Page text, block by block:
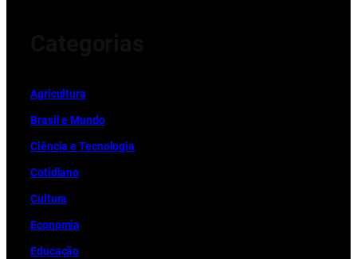
Agricultura
Brasil e Mundo
Ciência e Tecnologia
Cotidiano
Cultura
Economia
Educação